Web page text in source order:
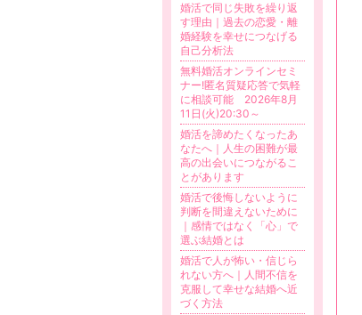
婚活で同じ失敗を繰り返
す理由｜過去の恋愛・離
婚経験を幸せにつなげる
自己分析法
無料婚活オンラインセミ
ナー!匿名質疑応答で気軽
に相談可能 2026年8月
11日(火)20:30～
婚活を諦めたくなったあ
なたへ｜人生の困難が最
高の出会いにつながるこ
とがあります
婚活で後悔しないように
判断を間違えないために
｜感情ではなく「心」で
選ぶ結婚とは
婚活で人が怖い・信じら
れない方へ｜人間不信を
克服して幸せな結婚へ近
づく方法